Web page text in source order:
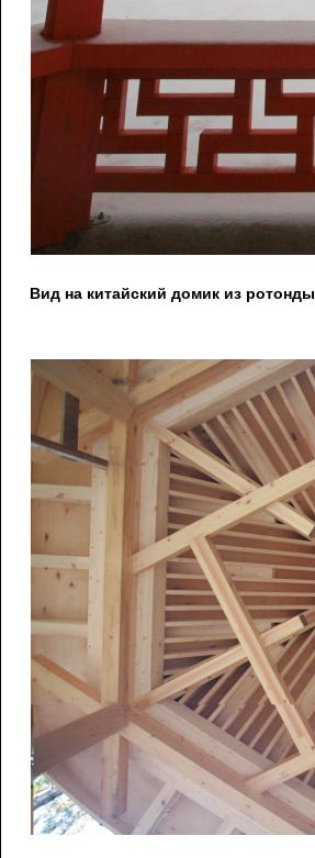
Вид на китайский домик из ротонды